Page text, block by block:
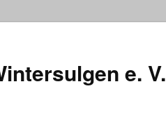
e. V.